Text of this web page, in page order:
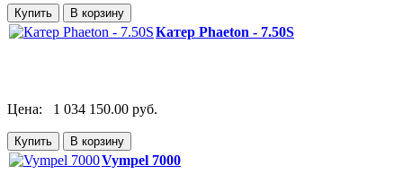
Катер Phaeton - 7.50S
Цена: 1 034 150.00 руб.
Vympel 7000